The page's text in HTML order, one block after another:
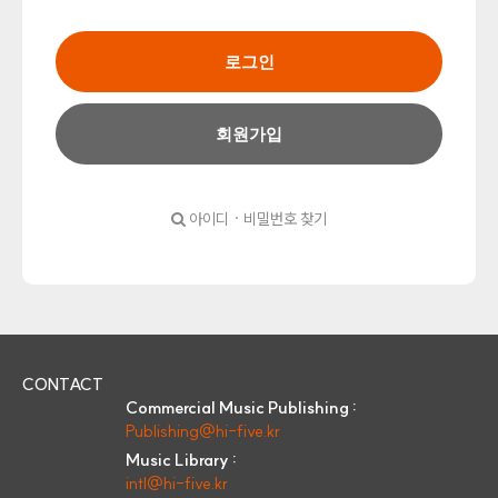
로그인
회원가입
아이디 · 비밀번호 찾기
CONTACT
Commercial Music Publishing :
Publishing@hi-five.kr
Music Library :
intl@hi-five.kr